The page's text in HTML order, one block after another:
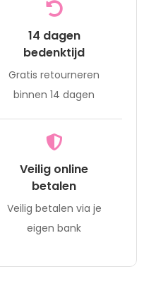
14 dagen
bedenktijd
Gratis retourneren
binnen 14 dagen
Veilig online
betalen
Veilig betalen via je
eigen bank